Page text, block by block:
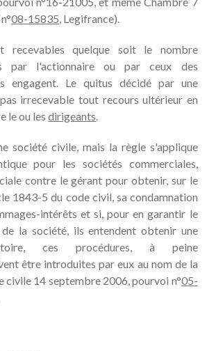
08-15835, Legifrance).
recevables quelque soit le nombre
par l'actionnaire ou par ceux des
engagent. Le quitus décidé par une
irrecevable tout recours ultérieur en
le ou lesdirigeants.
société civile, mais la règle s'applique
pour les sociétés commerciales,
contre le gérant pour obtenir, sur le
1843-5 du code civil, sa condamnation
intérêts et si, pour en garantir le
la société, ils entendent obtenir une
ces procédures, à peine
être introduites par eux au nom de la
civile 14 septembre 2006, pourvoi n°05-